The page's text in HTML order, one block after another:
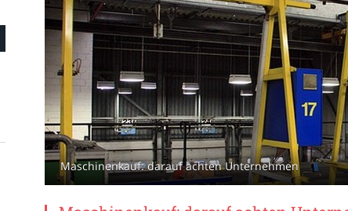
Maschinenkauf: darauf achten Unternehmen